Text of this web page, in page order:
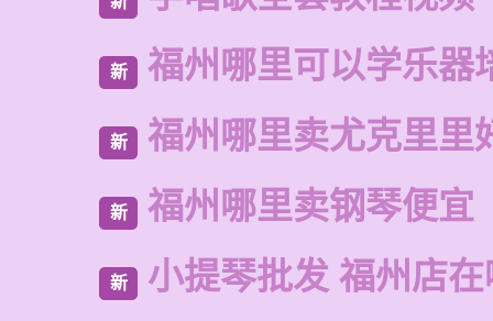
新 福州哪里可以学乐器
新 福州哪里卖尤克里里
新 福州哪里卖钢琴便宜
新 小提琴批发 福州店